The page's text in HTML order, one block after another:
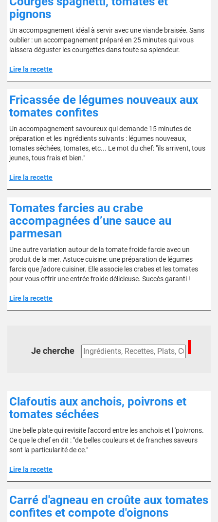
pignons
Un accompagnement idéal à servir avec une viande braisée. Sans
oublier : un accompagnement préparé en 25 minutes qui vous
laissera déguster les courgettes dans toute sa splendeur.
Lire la recette
Fricassée de légumes nouveaux aux
tomates confites
Un accompagnement savoureux qui demande 15 minutes de
préparation et les ingrédients suivants : légumes nouveaux,
tomates séchées, tomates, etc... Le mot du chef: "ils arrivent, tous
jeunes, tous frais et bien."
Lire la recette
Tomates farcies au crabe
accompagnées d’une sauce au
parmesan
Une autre variation autour de la tomate froide farcie avec un
produit de la mer. Astuce cuisine: une préparation de légumes
farcis que j'adore cuisiner. Elle associe les crabes et les tomates
pour vous offrir une entrée froide délicieuse. Succès garanti !
Lire la recette
Je cherche
Clafoutis aux anchois, poivrons et
tomates séchées
Une belle plate qui revisite l'accord entre les anchois et l 'poivrons.
Ce que le chef en dit : "de belles couleurs et de franches saveurs
sont la particularité de ce."
Lire la recette
Carré d'agneau en croûte aux tomates
confites et compote d'oignons